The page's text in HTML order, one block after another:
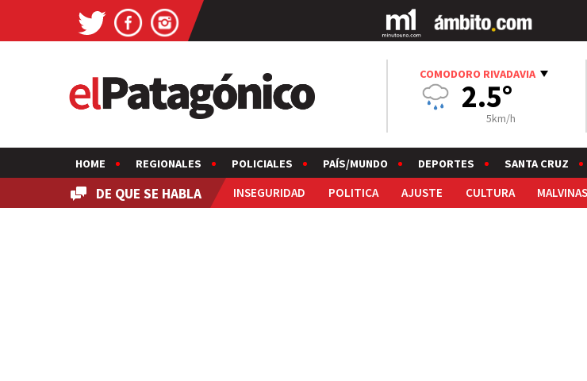
COMODORO RIVADAVIA
2.5°
5km/h
HOME REGIONALES POLICIALES PAÍS/MUNDO DEPORTES SANTA CRUZ
DE QUE SE HABLA INSEGURIDAD POLITICA AJUSTE CULTURA MALVINAS